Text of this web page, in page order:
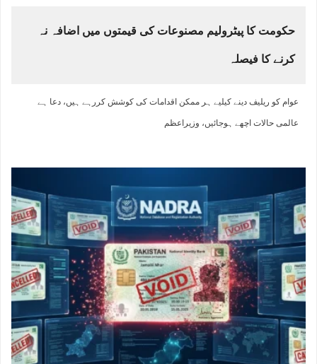
حکومت کا پیٹرولیم مصنوعات کی قیمتوں میں اضافہ نہ
کرنے کا فیصلہ
عوام کو ریلیف دینے کیلیے ہر ممکن اقدامات کی کوشش کررہے ہیں، دعا ہے
عالمی حالات اچھے ہوجائیں، وزیراعظم